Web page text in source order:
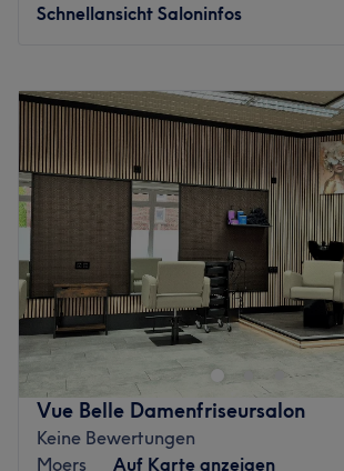
Schnellansicht Saloninfos
Dienstag
Mittwoch
Donnerstag
Freitag
Samstag
LuxCut – Professional Hair & Beauty
elegante Oase für dein Haar und deine
Herzen von Moers. Hier treffen moderne
auf professionelle Handwerkskunst: Ob
Haarschnitt, raffinierte Farbtechniken
Beauty-Extras – bei LuxCut stehen deine
Fokus. Genieße eine entspannte Lounge-
Vue Belle Damenfriseursalon
Keine Bewertungen
Moers
Auf Karte anzeigen